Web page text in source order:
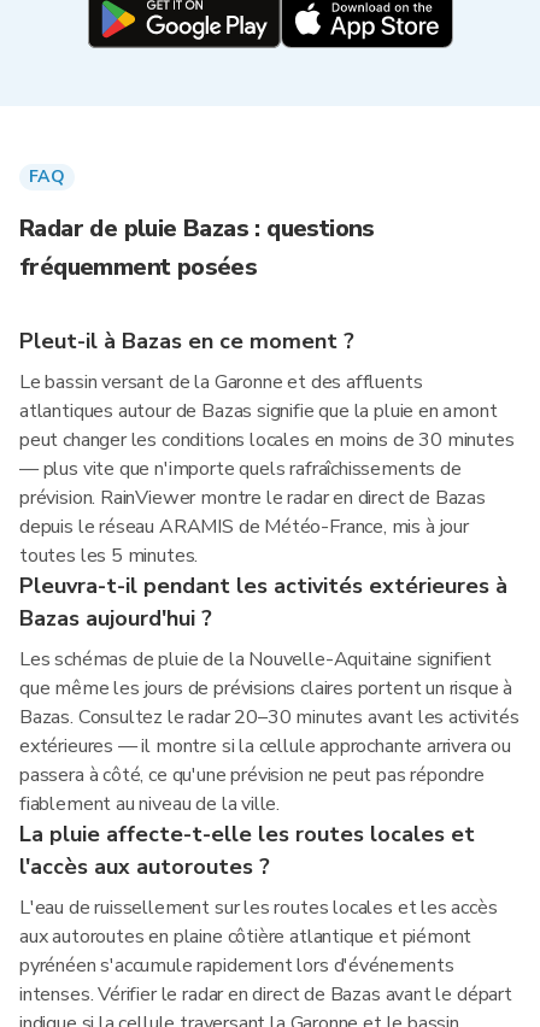
FAQ
Radar de pluie Bazas : questions
fréquemment posées
Pleut-il à Bazas en ce moment ?
Le bassin versant de la Garonne et des affluents
atlantiques autour de Bazas signifie que la pluie en amont
peut changer les conditions locales en moins de 30 minutes
— plus vite que n'importe quels rafraîchissements de
prévision. RainViewer montre le radar en direct de Bazas
depuis le réseau ARAMIS de Météo-France, mis à jour
toutes les 5 minutes.
Pleuvra-t-il pendant les activités extérieures à
Bazas aujourd'hui ?
Les schémas de pluie de la Nouvelle-Aquitaine signifient
que même les jours de prévisions claires portent un risque à
Bazas. Consultez le radar 20–30 minutes avant les activités
extérieures — il montre si la cellule approchante arrivera ou
passera à côté, ce qu'une prévision ne peut pas répondre
fiablement au niveau de la ville.
La pluie affecte-t-elle les routes locales et
l'accès aux autoroutes ?
L'eau de ruissellement sur les routes locales et les accès
aux autoroutes en plaine côtière atlantique et piémont
pyrénéen s'accumule rapidement lors d'événements
intenses. Vérifier le radar en direct de Bazas avant le départ